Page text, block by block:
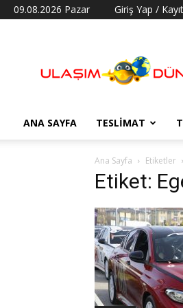
09.08.2026 Pazar Giriş Yap /
Dünyası
ANA SAYFA TESLIMAT
Ana Sayfa Etiketler
Etiket: